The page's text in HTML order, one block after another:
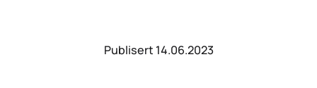
Publisert 14.06.2023